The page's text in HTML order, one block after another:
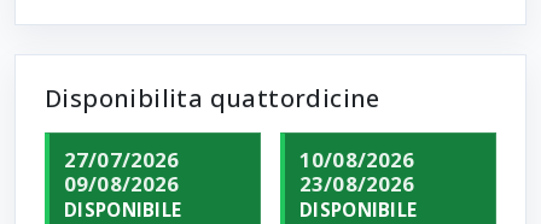
Disponibilita quattordicine
27/07/2026
09/08/2026
DISPONIBILE
10/08/2026
23/08/2026
DISPONIBILE